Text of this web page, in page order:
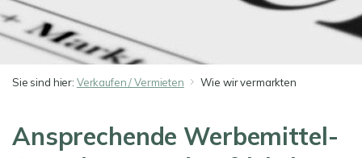
Sie sind hier: Verkaufen / Vermieten Wie wir vermarkten
Ansprechende Werbemittel-